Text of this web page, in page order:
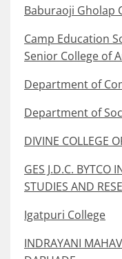
Baburaoji Gholap
Camp Education
Senior College of
Department of
Department of
DIVINE COLLEGE
GES J.D.C. BYTCO
STUDIES AND
Igatpuri College
INDRAYANI